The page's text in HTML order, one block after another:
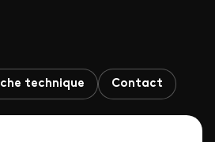
des films « Le vieux fusil » et « La
libre<br>suivi des films « Le vieux fusil » et «
femme libre<br>suivi des films « Le vieux fusil
technique Contact